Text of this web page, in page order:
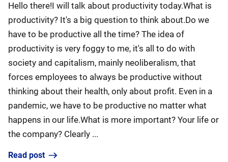
Hello there!I will talk about productivity today.What is
productivity? It's a big question to think about.Do we
have to be productive all the time? The idea of
productivity is very foggy to me, it's all to do with
society and capitalism, mainly neoliberalism, that
forces employees to always be productive without
thinking about their health, only about profit. Even in a
pandemic, we have to be productive no matter what
happens in our life.What is more important? Your life or
the company? Clearly ...
Read post